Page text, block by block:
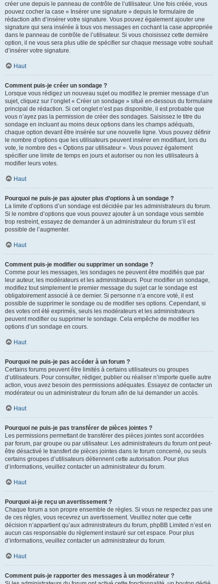
créer une depuis le panneau de contrôle de l’utilisateur. Une fois créée, vous
pouvez cocher la case « Insérer une signature » depuis le formulaire de
rédaction afin d’insérer votre signature. Vous pouvez également ajouter une
signature qui sera insérée à tous vos messages en cochant la case appropriée
dans le panneau de contrôle de l’utilisateur. Si vous choisissez cette dernière
option, il ne vous sera plus utile de spécifier sur chaque message votre souhait
d’insérer votre signature.
Haut
Comment puis-je créer un sondage ?
Lorsque vous rédigez un nouveau sujet ou modifiez le premier message d’un
sujet, cliquez sur l’onglet « Créer un sondage » situé en-dessous du formulaire
principal de rédaction. Si cet onglet n’est pas disponible, il est probable que
vous n’ayez pas la permission de créer des sondages. Saisissez le titre du
sondage en incluant au moins deux options dans les champs adéquats,
chaque option devant être insérée sur une nouvelle ligne. Vous pouvez définir
le nombre d’options que les utilisateurs peuvent insérer en modifiant, lors du
vote, le nombre des « Options par utilisateur ». Vous pouvez également
spécifier une limite de temps en jours et autoriser ou non les utilisateurs à
modifier leurs votes.
Haut
Pourquoi ne puis-je pas ajouter plus d’options à un sondage ?
La limite d’options d’un sondage est décidée par les administrateurs du forum.
Si le nombre d’options que vous pouvez ajouter à un sondage vous semble
trop restreint, essayez de demander à un administrateur du forum s’il est
possible de l’augmenter.
Haut
Comment puis-je modifier ou supprimer un sondage ?
Comme pour les messages, les sondages ne peuvent être modifiés que par
leur auteur, les modérateurs et les administrateurs. Pour modifier un sondage,
modifiez tout simplement le premier message du sujet car le sondage est
obligatoirement associé à ce dernier. Si personne n’a encore voté, il est
possible de supprimer le sondage ou de modifier ses options. Cependant, si
des votes ont été exprimés, seuls les modérateurs et les administrateurs
peuvent modifier ou supprimer le sondage. Cela empêche de modifier les
options d’un sondage en cours.
Haut
Pourquoi ne puis-je pas accéder à un forum ?
Certains forums peuvent être limités à certains utilisateurs ou groupes
d’utilisateurs. Pour consulter, rédiger, publier ou réaliser n’importe quelle autre
action, vous avez besoin des permissions adéquates. Essayez de contacter un
modérateur ou un administrateur du forum afin de lui demander un accès.
Haut
Pourquoi ne puis-je pas transférer de pièces jointes ?
Les permissions permettant de transférer des pièces jointes sont accordées
par forum, par groupe ou par utilisateur. Les administrateurs du forum ont peut-
être désactivé le transfert de pièces jointes dans le forum concerné, ou seuls
certains groupes d’utilisateurs détiennent cette autorisation. Pour plus
d’informations, veuillez contacter un administrateur du forum.
Haut
Pourquoi ai-je reçu un avertissement ?
Chaque forum a son propre ensemble de règles. Si vous ne respectez pas une
de ces règles, vous recevrez un avertissement. Veuillez noter que cette
décision n’appartient qu’aux administrateurs du forum, phpBB Limited n’est en
aucun cas responsable du règlement instauré sur cet espace. Pour plus
d’informations, veuillez contacter un administrateur du forum.
Haut
Comment puis-je rapporter des messages à un modérateur ?